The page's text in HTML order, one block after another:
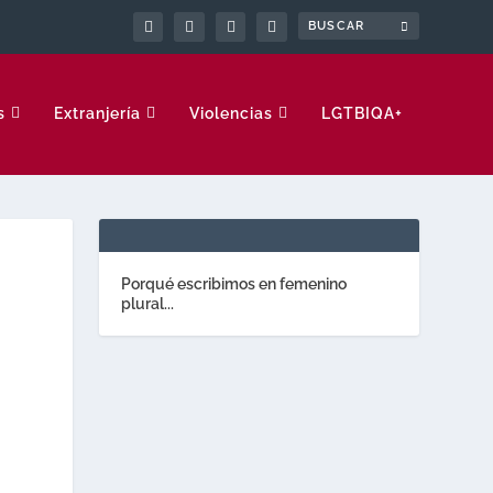
Extranjería Violencias LGTBIQA+
Porqué escribimos en femenino
plural...